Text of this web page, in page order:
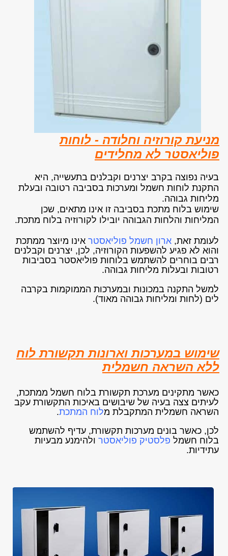
מניעת קורוזיה וחלודה - לוחות
פוליאסטר לא מחלידים
בעיה נפוצה בקרב יצרנים וקבלנים בתעשייה, היא
התקנת לוחות חשמל ומערכות בסביבה רטובה ובעלת
מליחות גבוהה.
שימוש בלוח מתכת בסביבה זו אינו מתאים, שכן
המליחות והלחות הגבוהה יובילו לקורוזיה בלוח מתכת.
לעומת זאת, ארון חשמל פוליאסטר אינו מיוצר ממתכת
והוא לא פגיע להשפעות הקורוזיה, לכן, יצרנים וקבלנים
רבים בוחרים להשתמש בלוחות פוליאסטר בסביבות
רטובות ובעלות מליחות גבוהה.
למשל התקנה במכונות ובמערכות הממוקמות בקרבה
לים (לחות ומליחות גבוהה מאוד).
שימוש במערכות וארונות תקשורת לוח
ללא השראה חשמלית
כאשר מתקינים מערכת תקשורת בלוח חשמל ממתכת,
לעיתים צצה בעיה של שיבושים באיכות התקשורת עקב
השראה חשמלית המתקבלת מלוח המתכת.
לכן, כאשר בונים מערכות תקשורת, עדיף להשתמש
בלוח חשמל פלסטיק פוליאסטר ולהימנע מבעיות
עתידיות.